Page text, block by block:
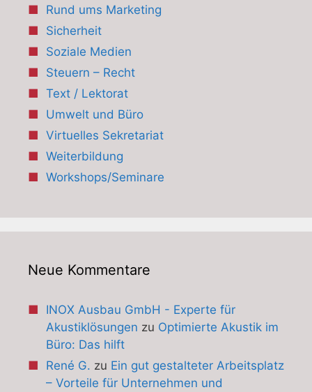
Rund ums Marketing
Sicherheit
Soziale Medien
Steuern – Recht
Text / Lektorat
Umwelt und Büro
Virtuelles Sekretariat
Weiterbildung
Workshops/Seminare
Neue Kommentare
INOX Ausbau GmbH - Experte für
Akustiklösungen zu Optimierte Akustik im
Büro: Das hilft
René G. zu Ein gut gestalteter Arbeitsplatz
– Vorteile für Unternehmen und